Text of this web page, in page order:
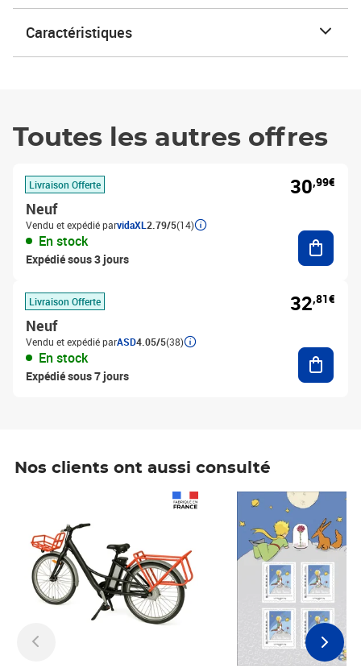
Caractéristiques
Toutes les autres offres
Livraison Offerte
Neuf
Vendu et expédié parvidaXL 2.79/5(14)
En stock
Expédié sous 3 jours
30,99€
Livraison Offerte
Neuf
Vendu et expédié parASD4.05/5(38)
En stock
Expédié sous 7 jours
32,81€
Nos clients ont aussi consulté
Prix 7,50€